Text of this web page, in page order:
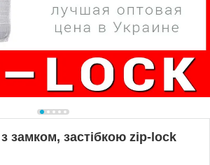
замком, застібкою zip-lock